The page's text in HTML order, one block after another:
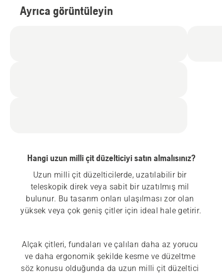
Ayrıca görüntüleyin
Hangi uzun milli çit düzelticiyi satın almalısınız?
Uzun milli çit düzelticilerde, uzatılabilir bir
teleskopik direk veya sabit bir uzatılmış mil
bulunur. Bu tasarım onları ulaşılması zor olan
Alçak çitleri, fundaları ve çalıları daha az yorucu
ve daha ergonomik şekilde kesme ve düzeltme
söz konusu olduğunda da uzun milli çit düzeltici